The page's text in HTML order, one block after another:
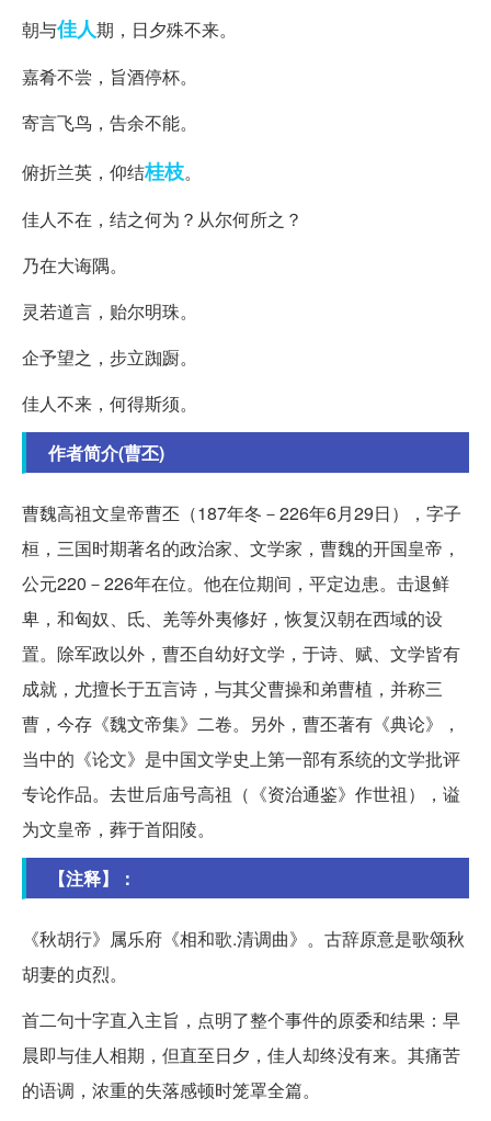
朝与佳人期，日夕殊不来。
嘉肴不尝，旨酒停杯。
寄言飞鸟，告余不能。
俯折兰英，仰结桂枝。
佳人不在，结之何为？从尔何所之？
乃在大诲隅。
灵若道言，贻尔明珠。
企予望之，步立踟蹰。
佳人不来，何得斯须。
作者简介(曹丕)
曹魏高祖文皇帝曹丕（187年冬－226年6月29日），字子
桓，三国时期著名的政治家、文学家，曹魏的开国皇帝，
公元220－226年在位。他在位期间，平定边患。击退鲜
卑，和匈奴、氐、羌等外夷修好，恢复汉朝在西域的设
置。除军政以外，曹丕自幼好文学，于诗、赋、文学皆有
成就，尤擅长于五言诗，与其父曹操和弟曹植，并称三
曹，今存《魏文帝集》二卷。另外，曹丕著有《典论》，
当中的《论文》是中国文学史上第一部有系统的文学批评
专论作品。去世后庙号高祖（《资治通鉴》作世祖），谥
为文皇帝，葬于首阳陵。
【注释】：
《秋胡行》属乐府《相和歌.清调曲》。古辞原意是歌颂秋
胡妻的贞烈。
首二句十字直入主旨，点明了整个事件的原委和结果：早
晨即与佳人相期，但直至日夕，佳人却终没有来。其痛苦
的语调，浓重的失落感顿时笼罩全篇。